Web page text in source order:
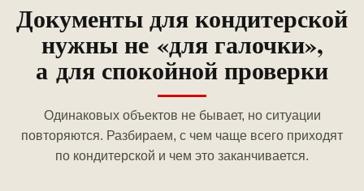
Документы для кондитерской
нужны не «для галочки»,
а для спокойной проверки
Одинаковых объектов не бывает, но ситуации
повторяются. Разбираем, с чем чаще всего приходят
по кондитерской и чем это заканчивается.